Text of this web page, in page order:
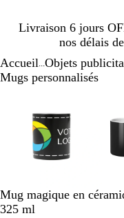
Livraison 6 jours
nos délais
Diapositive
1
Accueil Objets
Mugs personnalisés
minimum
développer
touches
plus
et
moins
zoomer
Mug magique en
325 ml